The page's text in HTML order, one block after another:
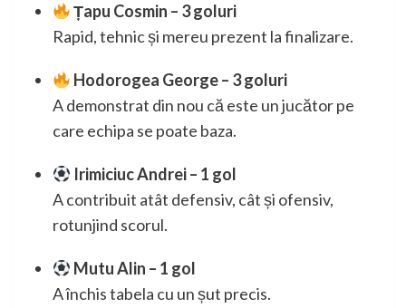
Țapu Cosmin – 3 goluri
Rapid, tehnic și mereu prezent la finalizare.
Hodorogea George – 3 goluri
A demonstrat din nou că este un jucător pe
care echipa se poate baza.
Irimiciuc Andrei – 1 gol
A contribuit atât defensiv, cât și ofensiv,
rotunjind scorul.
Mutu Alin – 1 gol
A închis tabela cu un șut precis.